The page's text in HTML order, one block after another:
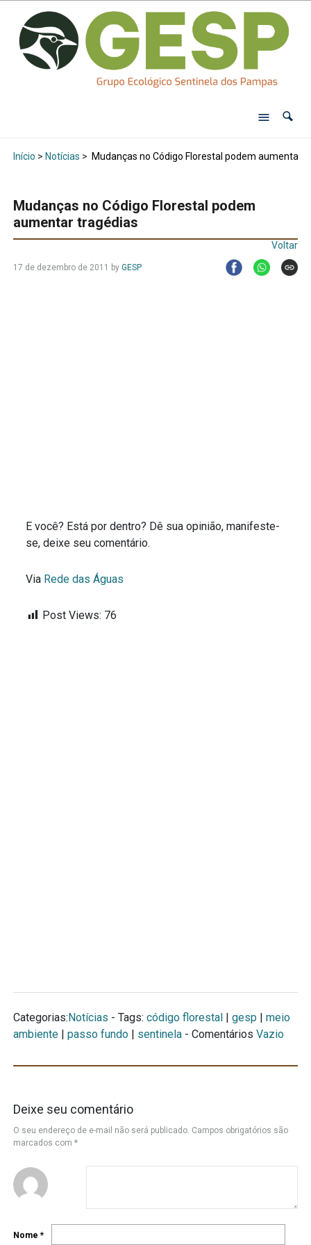
Início > Notícias > Mudanças no Código Florestal podem aumentar
Mudanças no Código Florestal podem
aumentar tragédias
Voltar
17 de dezembro de 2011 by GESP
E você? Está por dentro? Dê sua opinião, manifeste-
se, deixe seu comentário.
Via Rede das Águas
Post Views: 76
Categorias:Notícias - Tags: código florestal | gesp | meio
ambiente | passo fundo | sentinela- Comentários Vazio
Deixe seu comentário
O seu endereço de e-mail não será publicado. Campos obrigatórios são
marcados com *
Nome *